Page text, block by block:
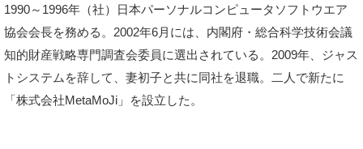
1990～1996年（社）日本パーソナルコンピュータソフトウエア
協会会長を務める。2002年6月には、内閣府・総合科学技術会議
知的財産戦略専門調査会委員に選出されている。2009年、ジャス
トシステムを辞して、妻初子と共に同社を退職。二人で新たに
「株式会社MetaMoJi」を設立した。